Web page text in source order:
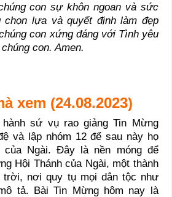
con sự khôn ngoan và sức
chọn lựa và quyết định làm đẹp
con xứng đáng với Tình yêu
con. Amen.
xem (24.08.2023)
sứ vụ rao giảng Tin Mừng
và lập nhóm 12 để sau này họ
Ngài. Đây là nền móng để
Hội Thánh của Ngài, một thành
trời, nơi quy tụ mọi dân tộc như
tả. Bài Tin Mừng hôm nay là